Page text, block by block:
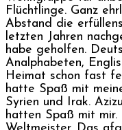
Flüchtlinge. Ganz
Abstand die
letzten Jahren
habe geholfen.
Analphabeten,
Heimat schon fast
hatte Spaß mit
Syrien und Irak.
hatten Spaß mit mir.